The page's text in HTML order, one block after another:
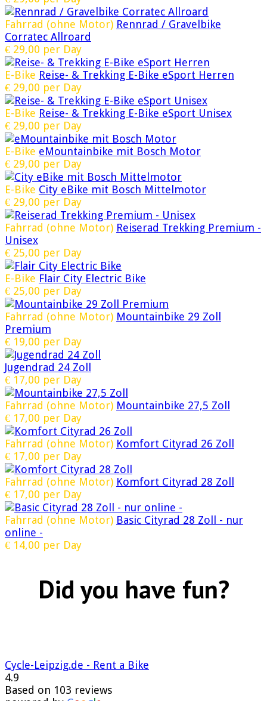
Fahrrad (ohne Motor) Rennrad / Gravelbike
Corratec Allroard
€ 29,00 per Day
E-Bike Reise- & Trekking E-Bike eSport Herren
€ 29,00 per Day
E-Bike Reise- & Trekking E-Bike eSport Unisex
€ 29,00 per Day
E-Bike eMountainbike mit Bosch Motor
€ 29,00 per Day
E-Bike City eBike mit Bosch Mittelmotor
€ 29,00 per Day
Fahrrad (ohne Motor) Reiserad Trekking Premium -
Unisex
€ 25,00 per Day
E-Bike Flair City Electric Bike
€ 25,00 per Day
Fahrrad (ohne Motor) Mountainbike 29 Zoll
Premium
€ 19,00 per Day
Jugendrad 24 Zoll
€ 17,00 per Day
Fahrrad (ohne Motor) Mountainbike 27,5 Zoll
€ 17,00 per Day
Fahrrad (ohne Motor) Komfort Cityrad 26 Zoll
€ 17,00 per Day
Fahrrad (ohne Motor) Komfort Cityrad 28 Zoll
€ 17,00 per Day
Fahrrad (ohne Motor) Basic Cityrad 28 Zoll - nur
online -
€ 14,00 per Day
Did you have fun?
Cycle-Leipzig.de - Rent a Bike
4.9
Based on 103 reviews